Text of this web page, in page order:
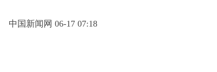
中国新闻网 06-17 07:18